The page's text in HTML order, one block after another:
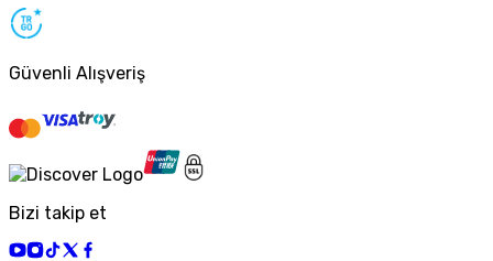
Güvenli Alışveriş
Bizi takip et